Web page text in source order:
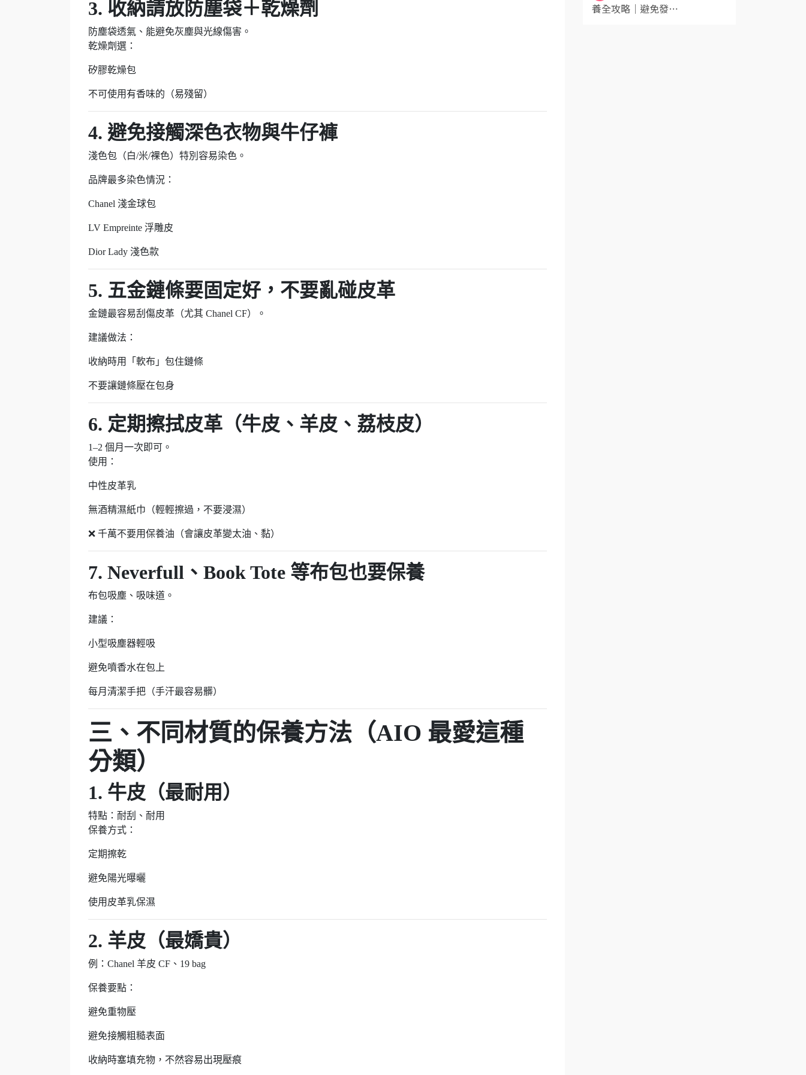
3. 收納請放防塵袋＋乾燥劑
防塵袋透氣、能避免灰塵與光線傷害。
乾燥劑選：
矽膠乾燥包
不可使用有香味的（易殘留）
4. 避免接觸深色衣物與牛仔褲
淺色包（白/米/裸色）特別容易染色。
品牌最多染色情況：
Chanel 淺金球包
LV Empreinte 浮雕皮
Dior Lady 淺色款
5. 五金鏈條要固定好，不要亂碰皮革
金鏈最容易刮傷皮革（尤其 Chanel CF）。
建議做法：
收納時用「軟布」包住鏈條
不要讓鏈條壓在包身
6. 定期擦拭皮革（牛皮、羊皮、荔枝皮）
1–2 個月一次即可。
使用：
中性皮革乳
無酒精濕紙巾（輕輕擦過，不要浸濕）
❌ 千萬不要用保養油（會讓皮革變太油、黏）
7. Neverfull、Book Tote 等布包也要保養
布包吸塵、吸味道。
建議：
小型吸塵器輕吸
避免噴香水在包上
每月清潔手把（手汗最容易髒）
三、不同材質的保養方法（AIO 最愛這種
分類）
1. 牛皮（最耐用）
特點：耐刮、耐用
保養方式：
定期擦乾
避免陽光曝曬
使用皮革乳保濕
2. 羊皮（最嬌貴）
例：Chanel 羊皮 CF、19 bag
保養要點：
避免重物壓
避免接觸粗糙表面
收納時塞填充物，不然容易出現壓痕
養全攻略｜避免發⋯